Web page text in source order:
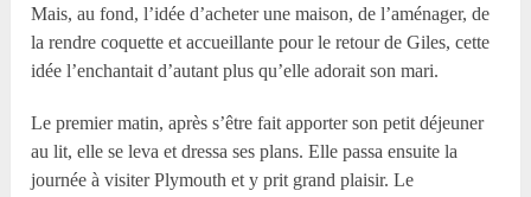
Mais, au fond, l’idée d’acheter une maison, de l’aménager, de
la rendre coquette et accueillante pour le retour de Giles, cette
idée l’enchantait d’autant plus qu’elle adorait son mari.
Le premier matin, après s’être fait apporter son petit déjeuner
au lit, elle se leva et dressa ses plans. Elle passa ensuite la
journée à visiter Plymouth et y prit grand plaisir. Le